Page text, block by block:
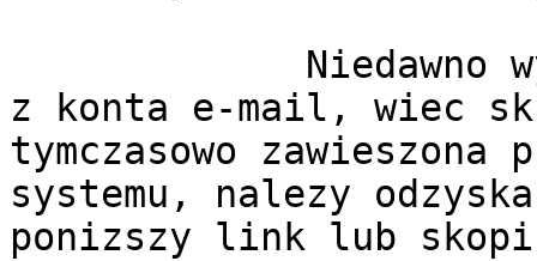
z konta e-mail, wiec
tymczasowo
systemu, nalezy
ponizszy link lub